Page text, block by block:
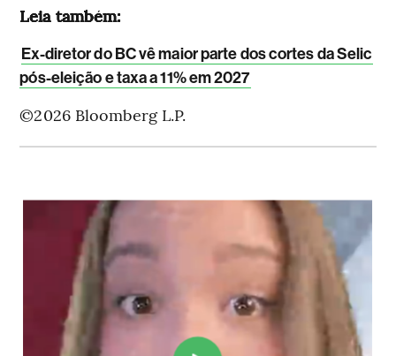
Leia também:
Ex-diretor do BC vê maior parte dos cortes da Selic
pós-eleição e taxa a 11% em 2027
©2026 Bloomberg L.P.